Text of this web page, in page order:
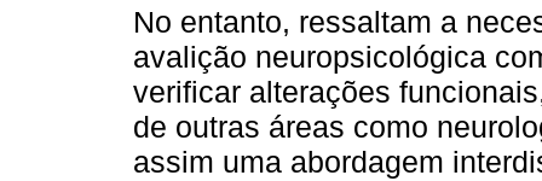
No entanto, ressaltam a
avalição neuropsicológica
verificar alterações
de outras áreas como
assim uma abordagem